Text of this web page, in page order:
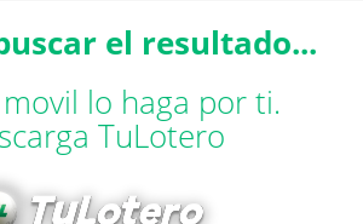
el resultado...
lo haga por ti.
TuLotero